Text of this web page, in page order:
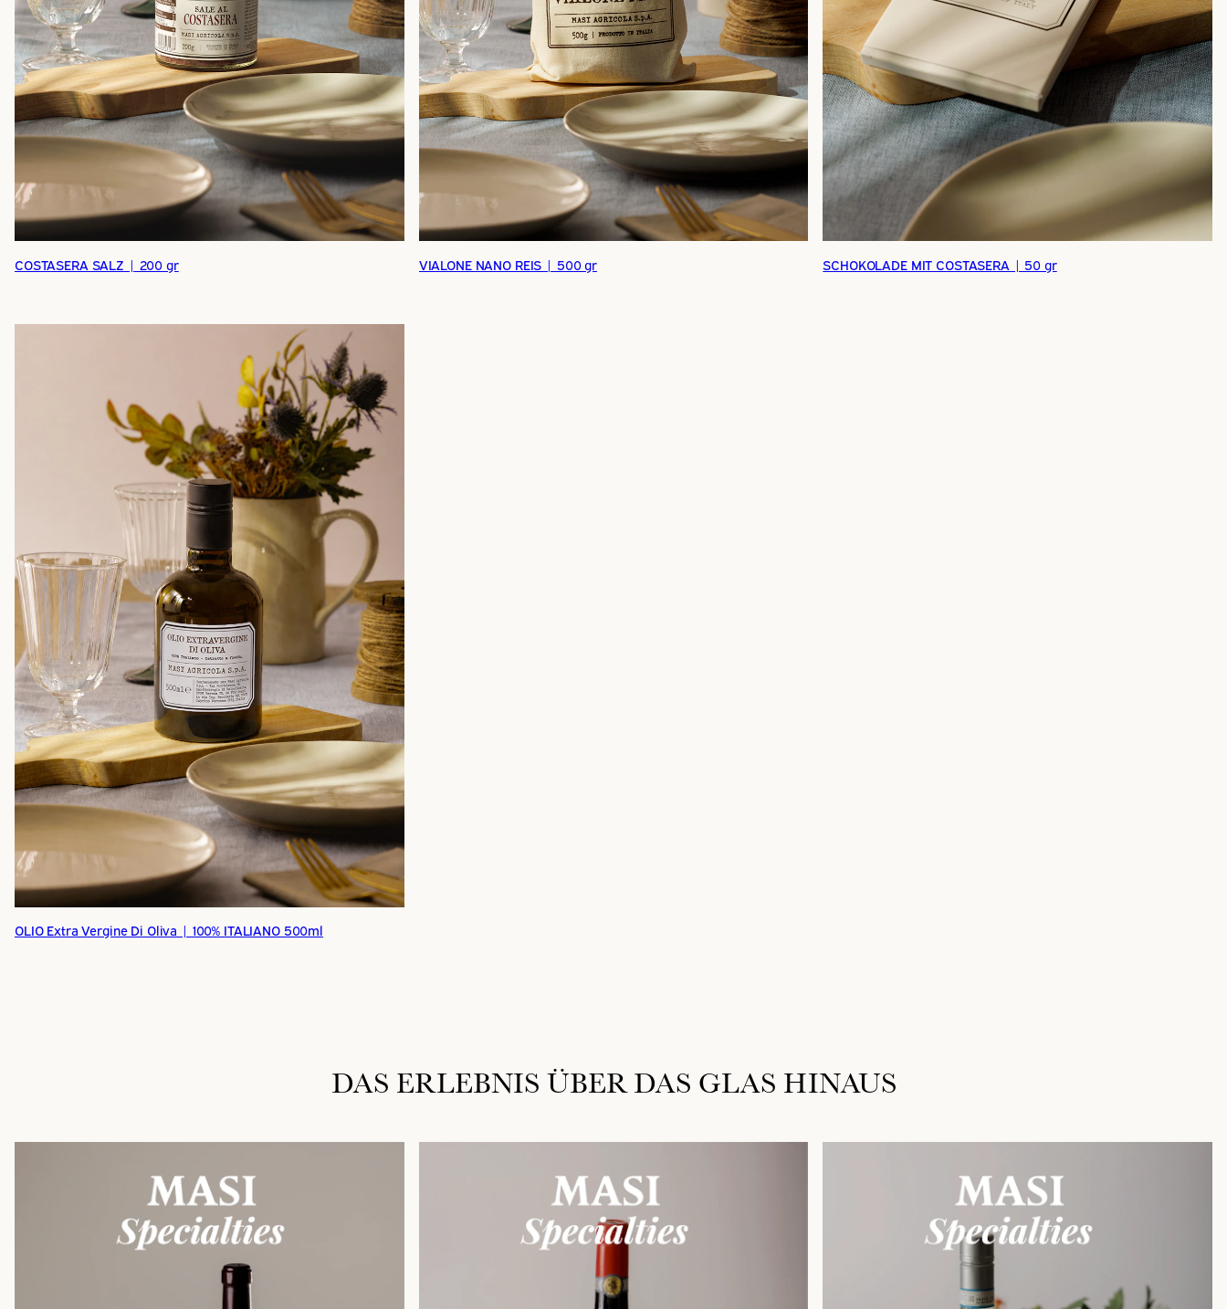
COSTASERA SALZ | 200 gr VIALONE NANO REIS | 500 gr SCHOKOLADE MIT COSTASERA | 50 gr
OLIO Extra Vergine Di Oliva | 100% ITALIANO 500ml
DAS ERLEBNIS ÜBER DAS GLAS HINAUS